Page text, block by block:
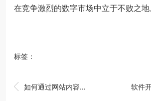
在竞争激烈的数字市场中立于不败之地
标签：
 如何通过网站内容增强网站SEO优化效果 软件开发